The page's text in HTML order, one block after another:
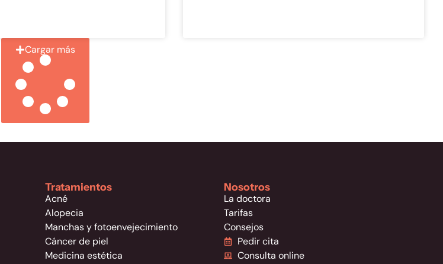
Cargar más
Tratamientos
Acné
Alopecia
Manchas y fotoenvejecimiento
Cáncer de piel
Medicina estética
Nosotros
La doctora
Tarifas
Consejos
Pedir cita
Consulta online